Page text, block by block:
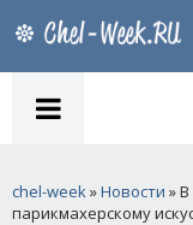
chel-week»Новости »
парикмахерскому